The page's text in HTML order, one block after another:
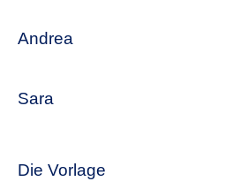
Andrea
Sara
Die Vorlage